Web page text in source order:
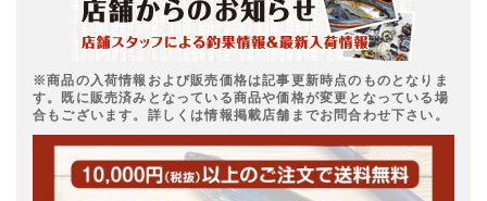
※商品の入荷情報および販売価格は記事更新時点のものとなりま
す。既に販売済みとなっている商品や価格が変更となっている場
合もございます。詳しくは情報掲載店舗までお問合わせ下さい。